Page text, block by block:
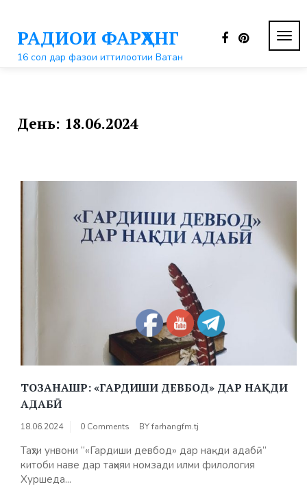
контентуРАДИОИ ФАРҲАНГ
16 сол дар фазои иттилоотии Ватан
День: 18.06.2024
ТОЗАНАШР: «ГАРДИШИ ДЕВБОД» ДАР НАҚДИ
АДАБӢ
18.06.2024 0 Comments BYfarhangfm.tj
Таҳти унвони “«Гардиши девбод» дар нақди адабӣ”
китоби наве дар таҳияи номзади илми филология
Хуршеда...